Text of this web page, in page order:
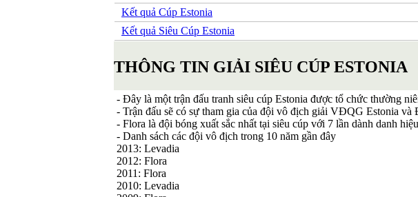
Kết quả Cúp Estonia
Kết quả Siêu Cúp Estonia
THÔNG TIN GIẢI SIÊU CÚP ESTONIA
- Đây là một trận đấu tranh siêu cúp Estonia được tổ chức thường
- Trận đấu sẽ có sự tham gia của đội vô địch giải VĐQG Estonia
- Flora là đội bóng xuất sắc nhất tại siêu cúp với 7 lần dành danh
- Danh sách các đội vô địch trong 10 năm gần đây
2013: Levadia
2012: Flora
2011: Flora
2010: Levadia